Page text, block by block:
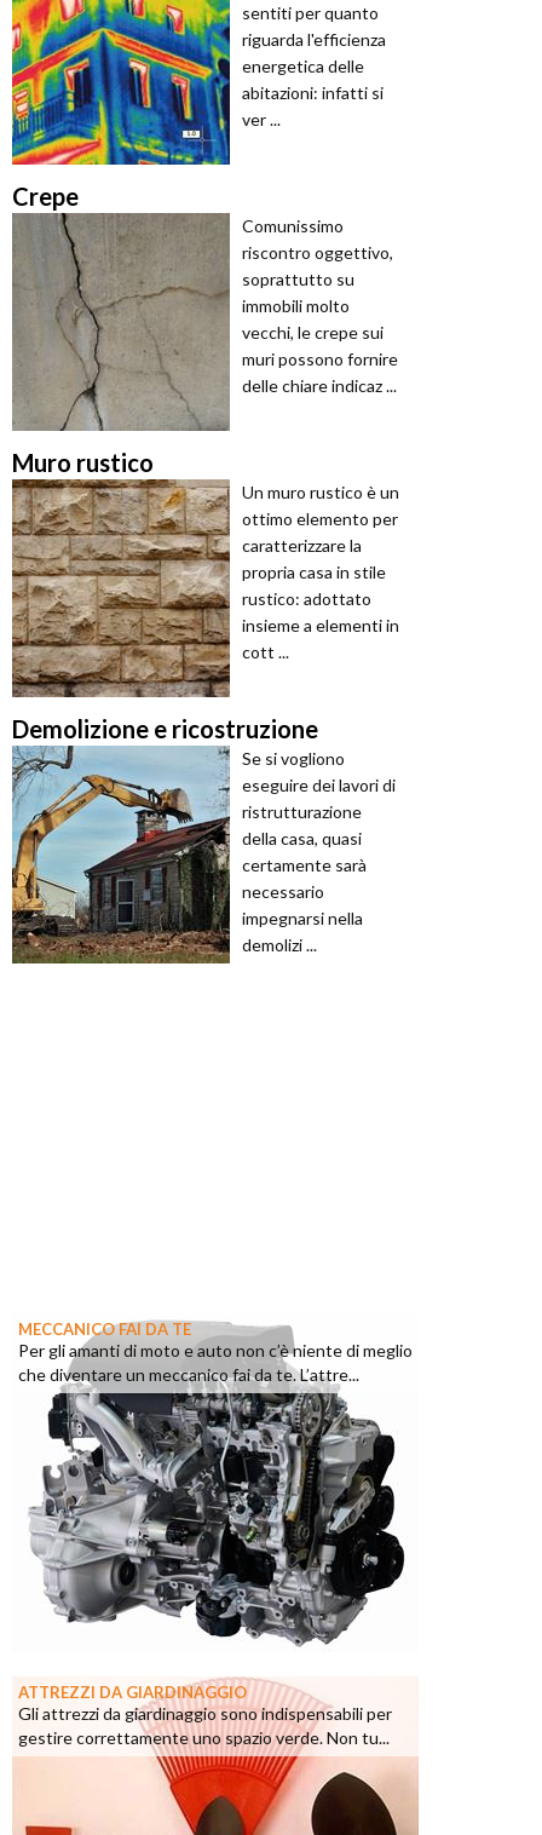
sentiti per quanto
riguarda l'efficienza
energetica delle
abitazioni: infatti si
ver ...
Crepe
Comunissimo
riscontro oggettivo,
soprattutto su
immobili molto
vecchi, le crepe sui
muri possono fornire
delle chiare indicaz ...
Muro rustico
Un muro rustico è un
ottimo elemento per
caratterizzare la
propria casa in stile
rustico: adottato
insieme a elementi in
cott ...
Demolizione e ricostruzione
Se si vogliono
eseguire dei lavori di
ristrutturazione
della casa, quasi
certamente sarà
necessario
impegnarsi nella
demolizi ...
MECCANICO FAI DA TE
Per gli amanti di moto e auto non c’è niente di meglio
che diventare un meccanico fai da te. L’attre...
ATTREZZI DA GIARDINAGGIO
Gli attrezzi da giardinaggio sono indispensabili per
gestire correttamente uno spazio verde. Non tu...